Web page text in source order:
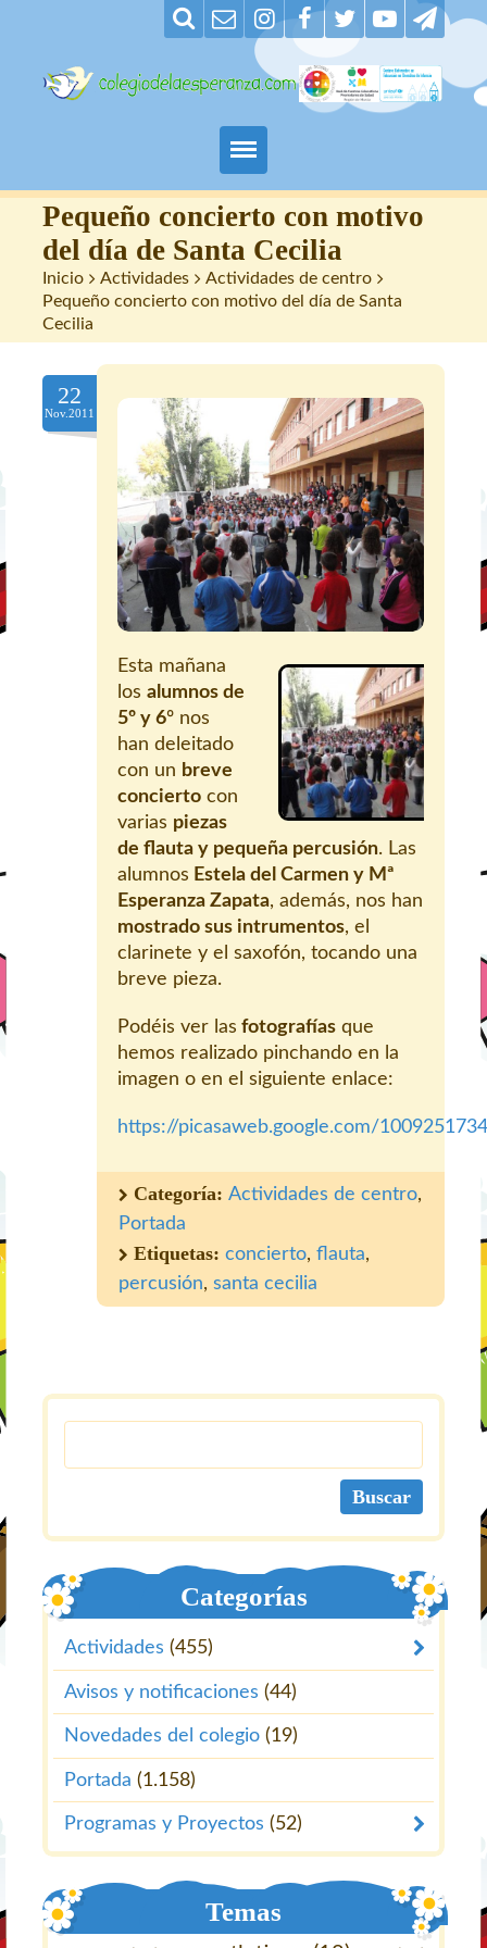
Padres
Alumnos
Nuestro centro
Contacto
Pequeño concierto con motivo
del día de Santa Cecilia
Inicio > Actividades > Actividades de centro >
Pequeño concierto con motivo del día de Santa
Cecilia
22
Nov.2011
Esta mañana
los alumnos de
5º y 6º nos
han deleitado
con un breve
concierto con
varias piezas
de flauta y pequeña percusión. Las
alumnos Estela del Carmen y Mª
Esperanza Zapata, además, nos han
mostrado sus intrumentos, el
clarinete y el saxofón, tocando una
breve pieza.
Podéis ver las fotografías que
hemos realizado pinchando en la
imagen o en el siguiente enlace:
https://picasaweb.google.com/
Categoría: Actividades de centro,
Portada
Etiquetas: concierto, flauta,
percusión, santa cecilia
Categorías
Actividades (455)
Avisos y notificaciones (44)
Novedades del colegio (19)
Portada (1.158)
Programas y Proyectos (52)
Temas